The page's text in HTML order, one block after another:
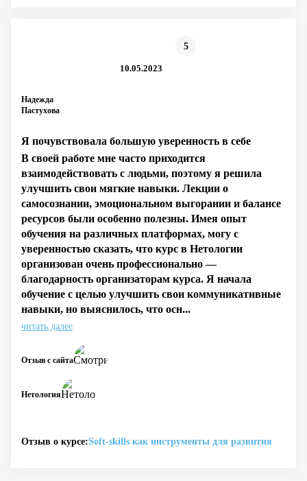
Надежда
Пастухова
5
10.05.2023
Я почувствовала большую уверенность в себе
В своей работе мне часто приходится
взаимодействовать с людьми, поэтому я решила
улучшить свои мягкие навыки. Лекции о
самосознании, эмоциональном выгорании и балансе
ресурсов были особенно полезны. Имея опыт
обучения на различных платформах, могу с
уверенностью сказать, что курс в Нетологии
организован очень профессионально —
благодарность организаторам курса. Я начала
обучение с целью улучшить свои коммуникативные
навыки, но выяснилось, что осн...
читать далее
Нетология
Отзыв с сайта
Отзыв о курсе:Soft‑skills как инструменты для развития